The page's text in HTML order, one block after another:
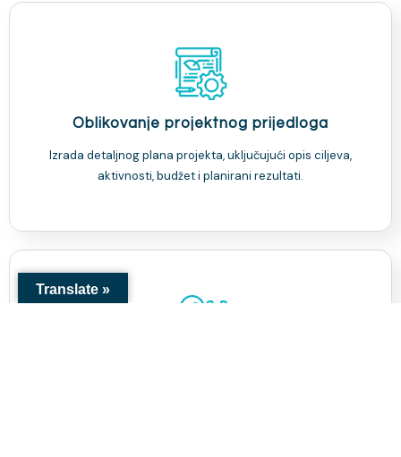
Oblikovanje projektnog prijedloga
Izrada detaljnog plana projekta, uključujući opis ciljeva,
aktivnosti, budžet i planirani rezultati.
Translate »